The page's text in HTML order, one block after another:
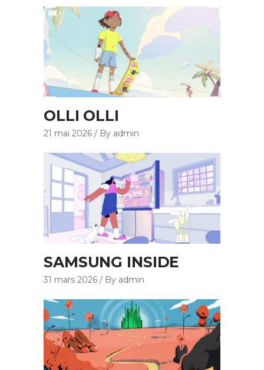
OLLI OLLI
21 mai 2026 By admin
SAMSUNG INSIDE
31 mars 2026 By admin